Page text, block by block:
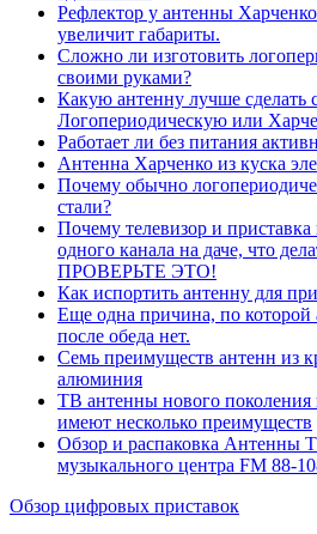
Рефлектор у антенны
увеличит габариты.
Сложно ли изготовить
своими руками?
Какую антенну лучше сделать
Логопериодическую или
Работает ли без питания
Антенна Харченко из куска
Почему обычно
стали?
Почему телевизор и
одного канала на даче, что
ПРОВЕРЬТЕ ЭТО!
Как испортить антенну для
Еще одна причина, по которой
после обеда нет.
Семь преимуществ антенн из
алюминия
ТВ антенны нового поколения
имеют несколько преимуществ
Обзор и распаковка Антенны
музыкального центра FM 88-
Обзор цифровых приставок